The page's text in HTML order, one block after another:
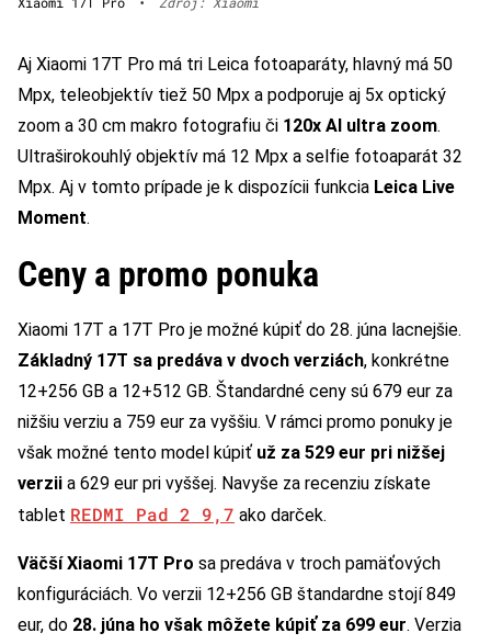
Aj Xiaomi 17T Pro má tri Leica fotoaparáty, hlavný má 50
Mpx, teleobjektív tiež 50 Mpx a podporuje aj 5x optický
zoom a 30 cm makro fotografiu či 120x AI ultra zoom.
Ultraširokouhlý objektív má 12 Mpx a selfie fotoaparát 32
Mpx. Aj v tomto prípade je k dispozícii funkcia Leica Live
Moment.
Ceny a promo ponuka
Xiaomi 17T a 17T Pro je možné kúpiť do 28. júna lacnejšie.
Základný 17T sa predáva v dvoch verziách, konkrétne
12+256 GB a 12+512 GB. Štandardné ceny sú 679 eur za
nižšiu verziu a 759 eur za vyššiu. V rámci promo ponuky je
však možné tento model kúpiť už za 529 eur pri nižšej
verzii a 629 eur pri vyššej. Navyše za recenziu získate
tablet REDMI Pad 2 9,7 ako darček.
Väčší Xiaomi 17T Pro sa predáva v troch pamäťových
konfiguráciách. Vo verzii 12+256 GB štandardne stojí 849
eur, do 28. júna ho však môžete kúpiť za 699 eur. Verzia